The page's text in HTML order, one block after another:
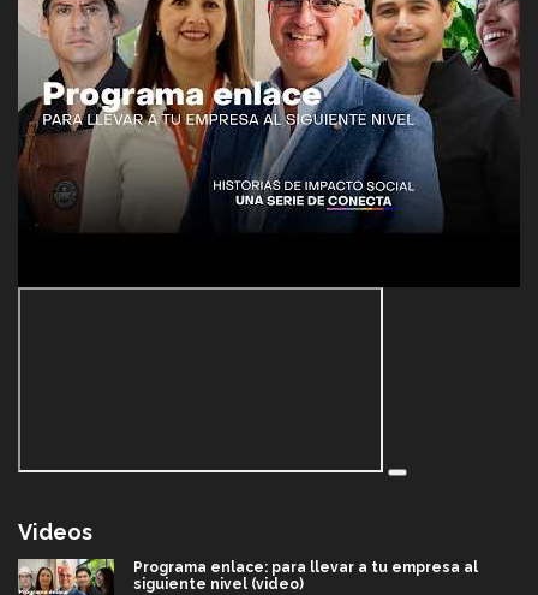
Videos
Programa enlace: para llevar a tu empresa al
siguiente nivel (video)